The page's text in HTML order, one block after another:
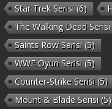
Star Trek Serisi (6)
The Walking Dead Serisi
Saints Row Serisi (5)
WWE Oyun Serisi (5)
Counter-Strike Serisi (5)
Mount & Blade Serisi (5)